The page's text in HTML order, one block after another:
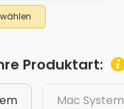
Produktart:
Mac System